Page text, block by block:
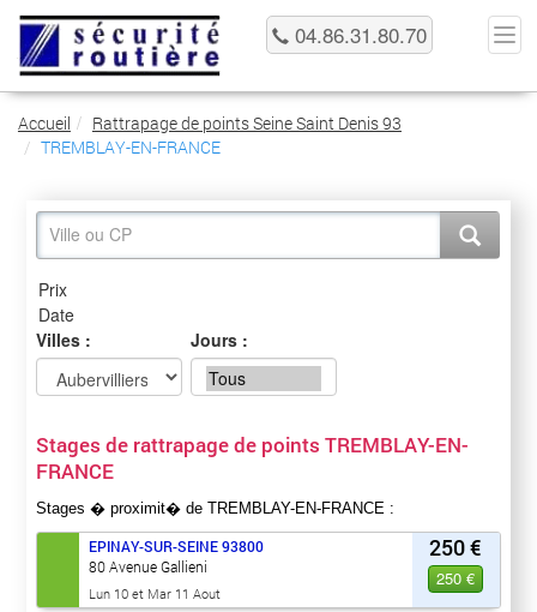
04.86.31.80.70
Accueil
Rattrapage de points Seine Saint Denis 93
TREMBLAY-EN-FRANCE
Villes : Jours :
Stages de rattrapage de points TREMBLAY-EN-
FRANCE
Stages � proximit� de TREMBLAY-EN-FRANCE :
250 €
250 €
EPINAY-SUR-SEINE 93800
80 Avenue Gallieni
Lun 10 et Mar 11 Aout